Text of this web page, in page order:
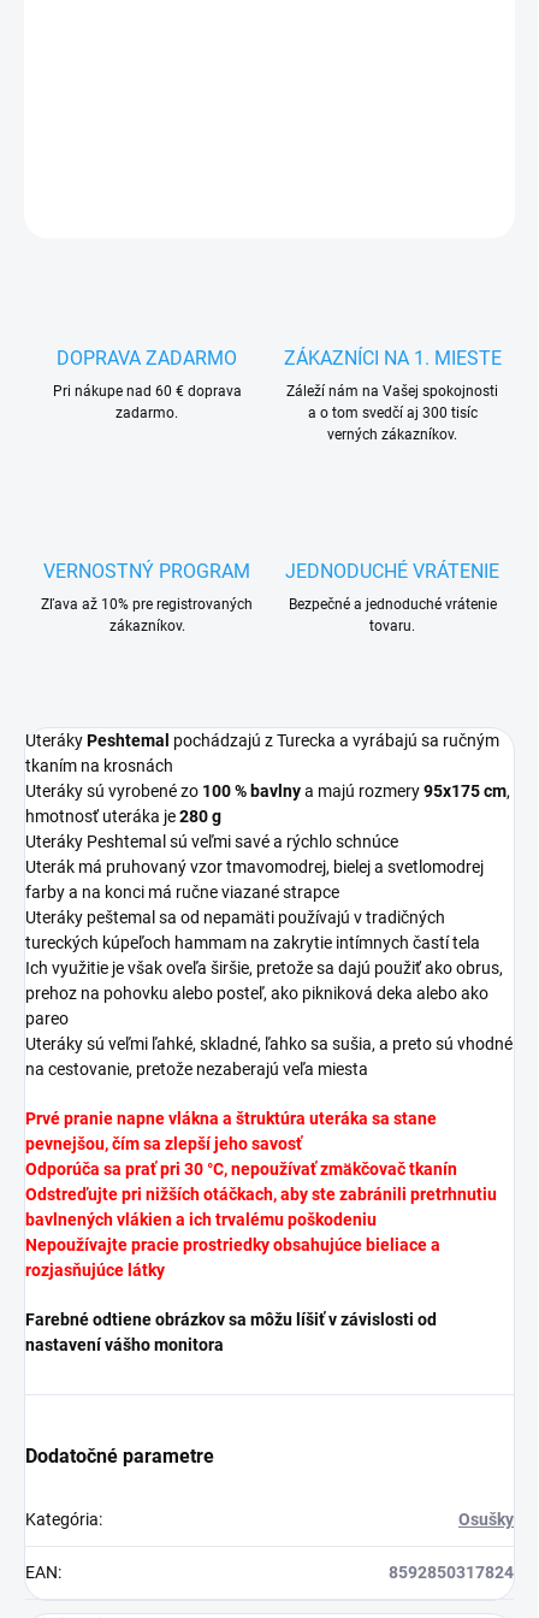
DOPRAVA ZADARMO
Pri nákupe nad 60 € doprava
zadarmo.
ZÁKAZNÍCI NA 1. MIESTE
Záleží nám na Vašej spokojnosti
a o tom svedčí aj 300 tisíc
verných zákazníkov.
VERNOSTNÝ PROGRAM
Zľava až 10% pre registrovaných
zákazníkov.
JEDNODUCHÉ VRÁTENIE
Bezpečné a jednoduché vrátenie
tovaru.
UterákyPeshtemal pochádzajú z Turecka a vyrábajú sa ručným
tkaním na krosnách
Uteráky sú vyrobené zo 100 % bavlnya majú rozmery95x175 cm,
hmotnosť uteráka je280 g
Uteráky Peshtemal sú veľmi savé a rýchlo schnúce
Uterák má pruhovaný vzor tmavomodrej, bielej a svetlomodrej
farby a na konci má ručne viazané strapce
Uteráky peštemal sa od nepamäti používajú v tradičných
tureckých kúpeľoch hammam na zakrytie intímnych častí tela
Ich využitie je však oveľa širšie, pretože sa dajú použiť ako obrus,
prehoz na pohovku alebo posteľ, ako pikniková deka alebo ako
pareo
Uteráky sú veľmi ľahké, skladné, ľahko sa sušia, a preto sú vhodné
na cestovanie, pretože nezaberajú veľa miesta
Prvé pranie napne vlákna a štruktúra uteráka sa stane
pevnejšou, čím sa zlepší jeho savosť
Odporúča sa prať pri 30 °C, nepoužívať zmäkčovač tkanín
Odstreďujte pri nižších otáčkach, aby ste zabránili pretrhnutiu
bavlnených vlákien a ich trvalému poškodeniu
Nepoužívajte pracie prostriedky obsahujúce bieliace a
rozjasňujúce látky
Farebné odtiene obrázkov sa môžu líšiť v závislosti od
nastavení vášho monitora
Dodatočné parametre
Kategória: Osušky
EAN: 8592850317824